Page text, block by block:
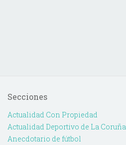
Secciones
Actualidad Con Propiedad
Actualidad Deportivo de La Coruña
Anecdotario de fútbol